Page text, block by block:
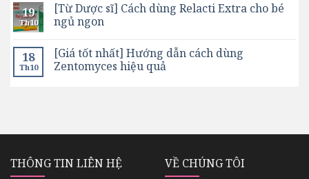
19
Th10
[Từ Dược sĩ] Cách dùng Relacti Extra cho bé
ngủ ngon
18
Th10
[Giá tốt nhất] Hướng dẫn cách dùng
Zentomyces hiệu quả
THÔNG TIN LIÊN HỆ
VỀ CHÚNG TÔI